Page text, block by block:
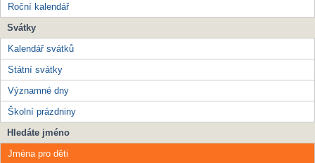
Roční kalendář
Svátky
Kalendář svátků
Státní svátky
Významné dny
Školní prázdniny
Hledáte jméno
Jména pro děti